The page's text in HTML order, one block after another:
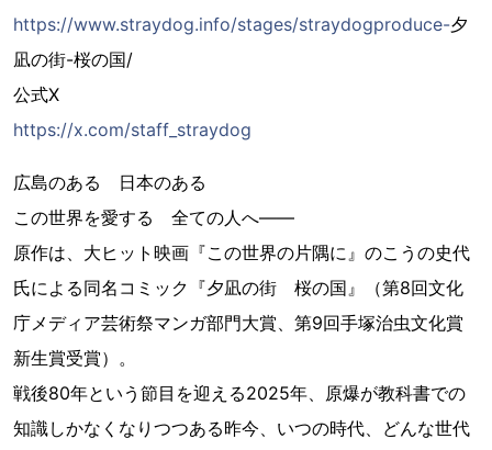
https://www.straydog.info/stages/straydogproduce-夕
凪の街-桜の国/
公式X
https://x.com/staff_straydog
広島のある 日本のある
この世界を愛する 全ての人へ――
原作は、大ヒット映画『この世界の片隅に』のこうの史代
氏による同名コミック『夕凪の街 桜の国』（第8回文化
庁メディア芸術祭マンガ部門大賞、第9回手塚治虫文化賞
新生賞受賞）。
戦後80年という節目を迎える2025年、原爆が教科書での
知識しかなくなりつつある昨今、いつの時代、どんな世代